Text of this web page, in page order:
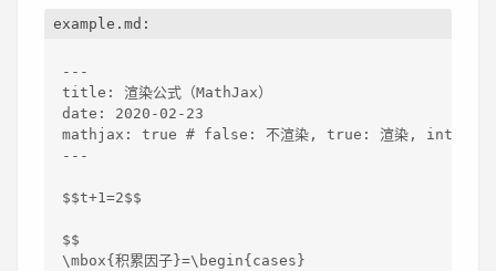
example.md:
---
title: 渲染公式（MathJax）
date: 2020-02-23
mathjax: true # false: 不渲染, true: 渲染, internal: 只
---
$$t+1=2$$
$$
\mbox{积累因子}=\begin{cases}